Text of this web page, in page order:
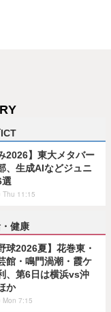
2026】東大メタバー
、生成AIなどジュニ
選
Thu 11:15
健康
球2026夏】花巻東・
館・鳴門渦潮・霞ケ
、第6日は横浜vs沖
か
Mon 7:15